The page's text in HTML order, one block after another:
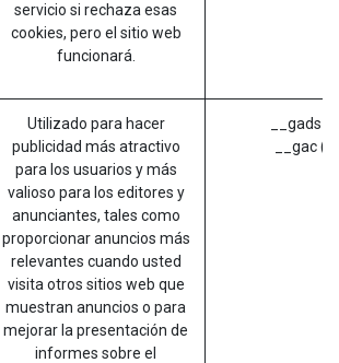
servicio si rechaza esas
cookies, pero el sitio web
funcionará.
Utilizado para hacer
publicidad más atractivo
para los usuarios y más
valioso para los editores y
anunciantes, tales como
proporcionar anuncios más
relevantes cuando usted
visita otros sitios web que
muestran anuncios o para
mejorar la presentación de
informes sobre el
__gads
__gac